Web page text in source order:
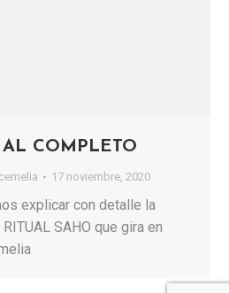
COMPLETO
17 noviembre, 2020
explicar con detalle la
SAHO que gira en